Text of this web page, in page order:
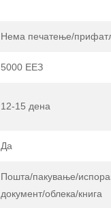
Нема печатење/
5000 ЕЕЗ
12-15 дена
Да
Пошта/пакување/
документ/облека/книга